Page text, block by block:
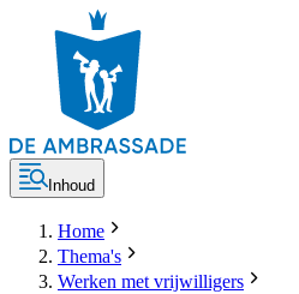
Inhoud
Home
Thema's
Werken met vrijwilligers